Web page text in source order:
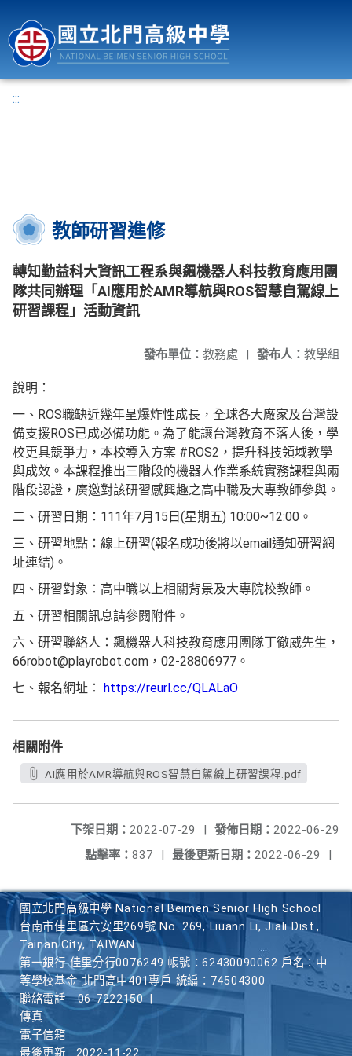
:::
教師研習進修
轉知勤益科大資訊工程系與飆機器人科技教育應用團
隊共同辦理「AI應用於AMR導航與ROS智慧自駕線上
研習課程」活動資訊
發布人： 教學組
發布單位： 教務處 |
說明：
一、ROS職缺近幾年呈爆炸性成長，全球各大廠家及台灣設
備支援ROS已成必備功能。為了能讓台灣教育不落人後，學
校更具競爭力，本校導入方案 #ROS2，提升科技領域教學
與成效。本課程推出三階段的機器人作業系統實務課程與兩
階段認證，廣邀對該研習感興趣之高中職及大專教師參與。
二、研習日期：111年7月15日(星期五) 10:00~12:00。
三、研習地點：線上研習(報名成功後將以email通知研習網
址連結)。
四、研習對象：高中職以上相關背景及大專院校教師。
五、研習相關訊息請參閱附件。
六、研習聯絡人：飆機器人科技教育應用團隊丁徹威先生，
66robot@playrobot.com，02-28806977。
七、報名網址： https://reurl.cc/QLALaO
相關附件
AI應用於AMR導航與ROS智慧自駕線上研習課程.pdf
發佈日期： 2022-06-29
下架日期： 2022-07-29
|
最後更新日期： 2022-06-29 |
點擊率： 837 |
國立北門高級中學 National Beimen Senior High School
台南市佳里區六安里269號 No. 269, Liuann Li, Jiali Dist.,
Tainan City, TAIWAN
第一銀行 佳里分行0076249 帳號：62430090062 戶名：中
等學校基金-北門高中401專戶 統編：74504300
聯絡電話
06-7222150
傳真
電子信箱
最後更新
2022-11-22